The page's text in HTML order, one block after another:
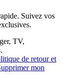
Suivez vos
TV,
de retour et
mon